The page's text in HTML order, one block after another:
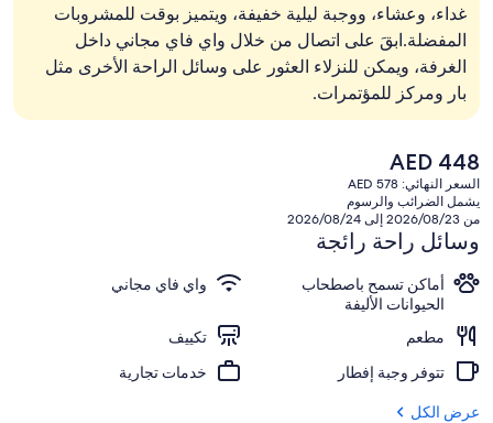
غداء، وعشاء، ووجبة ليلية خفيفة، ويتميز بوقت للمشروبات
المفضلة.ابقَ على اتصال من خلال واي فاي مجاني داخل
الغرفة، ويمكن للنزلاء العثور على وسائل الراحة الأخرى مثل
بار ومركز للمؤتمرات.
السعر
الحالي
هو
AED
448
AED 448
السعر النهائي: AED 578
يشمل الضرائب والرسوم
من 2026/08/23 إلى 2026/08/24
وسائل راحة رائجة
أماكن تسمح باصطحاب
الحيوانات الأليفة
واي فاي مجاني
مطعم
تكييف
تتوفر وجبة إفطار
خدمات تجارية
عرض الكل